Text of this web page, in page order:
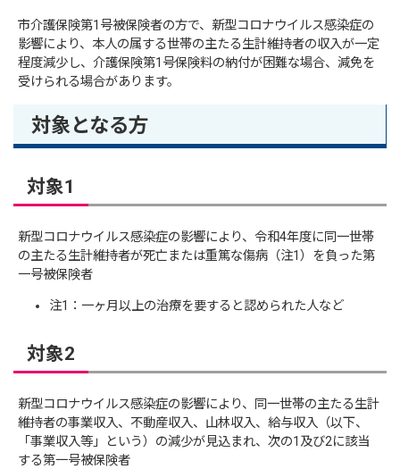
市介護保険第1号被保険者の方で、新型コロナウイルス感染症の
影響により、本人の属する世帯の主たる生計維持者の収入が一定
程度減少し、介護保険第1号保険料の納付が困難な場合、減免を
受けられる場合があります。
対象となる方
対象1
新型コロナウイルス感染症の影響により、令和4年度に同一世帯
の主たる生計維持者が死亡または重篤な傷病（注1）を負った第
一号被保険者
注1：一ヶ月以上の治療を要すると認められた人など
対象2
新型コロナウイルス感染症の影響により、同一世帯の主たる生計
維持者の事業収入、不動産収入、山林収入、給与収入（以下、
「事業収入等」という）の減少が見込まれ、次の1及び2に該当
する第一号被保険者